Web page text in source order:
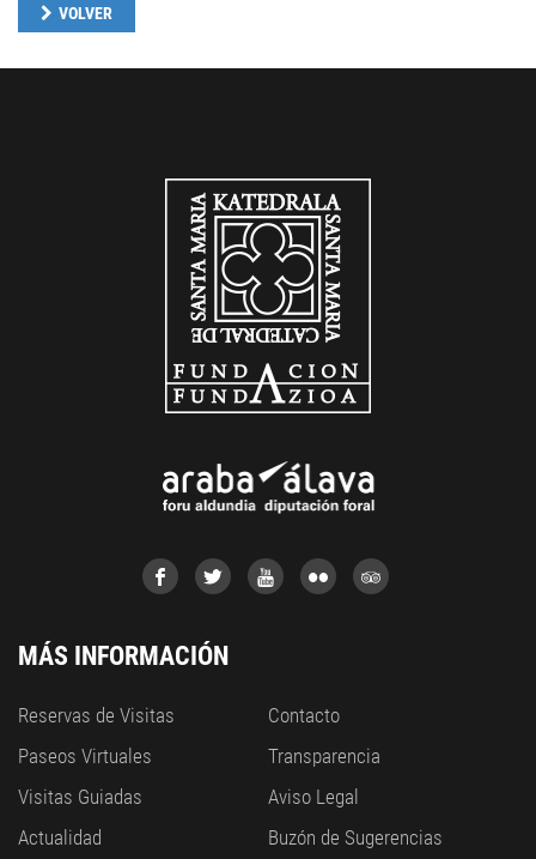
VOLVER
MÁS INFORMACIÓN
Reservas de Visitas
Paseos Virtuales
Visitas Guiadas
Actualidad
Contacto
Transparencia
Aviso Legal
Buzón de Sugerencias